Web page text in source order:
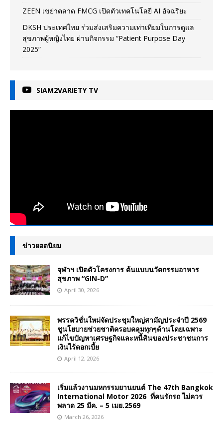
ZEEN เขย่าตลาด FMCG เปิดตัวเทคโนโลยี AI อัจฉริยะ
DKSH ประเทศไทย ร่วมส่งเสริมความเท่าเทียมในการดูแล
สุขภาพผู้หญิงไทย ผ่านกิจกรรม “Patient Purpose Day
2025”
SIAM2VARIETY TV
ข่าวยอดนิยม
จุฬาฯ เปิดตัวโครงการ ต้นแบบนวัตกรรมอาหาร
สุขภาพ “GIN-D”
April 30, 2026
พรรควิชั่นใหม่จัดประชุมใหญ่สามัญประจำปี 2569
ชูนโยบายช่วยชาติครอบคลุมทุกๆด้านโดยเฉพาะ
แก้ไขปัญหาเศรษฐกิจและหนี้สินของประชาชนการ
เงินไร้ดอกเบี้ย
April 12, 2026
เริ่มแล้วงานมหกรรมยานยนต์ The 47th Bangkok
International Motor 2026 ที่คนรักรถ ไม่ควร
พลาด 25 มีค. – 5 เมย.2569
March 26, 2026